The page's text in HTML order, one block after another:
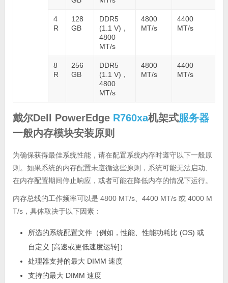
4
R
128
GB
DDR5
(1.1 V)，
4800
MT/s
4800
MT/s
4400
MT/s
8
R
256
GB
DDR5
(1.1 V)，
4800
MT/s
4800
MT/s
4400
MT/s
戴尔Dell PowerEdge R760xa机架式服务器
一般内存模块安装原则
为确保获得最佳系统性能，请在配置系统内存时遵守以下一般原
则。如果系统的内存配置未遵循这些原则，系统可能无法启动、
在内存配置期间停止响应，或者可能在降低内存的情况下运行。
内存总线的工作频率可以是 4800 MT/s、4400 MT/s 或 4000 M
T/s，具体取决于以下因素：
所选的系统配置文件（例如，性能、性能功耗比 (OS) 或
自定义 [高速或更低速度运转]）
处理器支持的最大 DIMM 速度
支持的最大 DIMM 速度